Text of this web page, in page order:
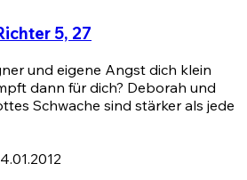
5, 27
und eigene Angst dich klein
dann für dich? Deborah und
Schwache sind stärker als jede